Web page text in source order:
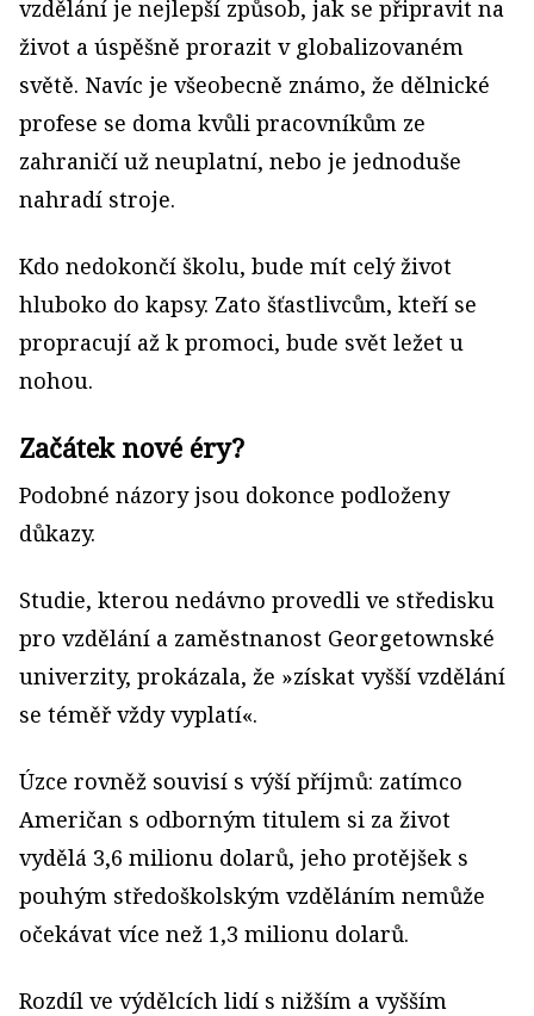
vzdělání je nejlepší způsob, jak se připravit na
život a úspěšně prorazit v globalizovaném
světě. Navíc je všeobecně známo, že dělnické
profese se doma kvůli pracovníkům ze
zahraničí už neuplatní, nebo je jednoduše
nahradí stroje.
Kdo nedokončí školu, bude mít celý život
hluboko do kapsy. Zato šťastlivcům, kteří se
propracují až k promoci, bude svět ležet u
nohou.
Začátek nové éry?
Podobné názory jsou dokonce podloženy
důkazy.
Studie, kterou nedávno provedli ve středisku
pro vzdělání a zaměstnanost Georgetownské
univerzity, prokázala, že »získat vyšší vzdělání
se téměř vždy vyplatí«.
Úzce rovněž souvisí s výší příjmů: zatímco
Američan s odborným titulem si za život
vydělá 3,6 milionu dolarů, jeho protějšek s
pouhým středoškolským vzděláním nemůže
očekávat více než 1,3 milionu dolarů.
Rozdíl ve výdělcích lidí s nižším a vyšším